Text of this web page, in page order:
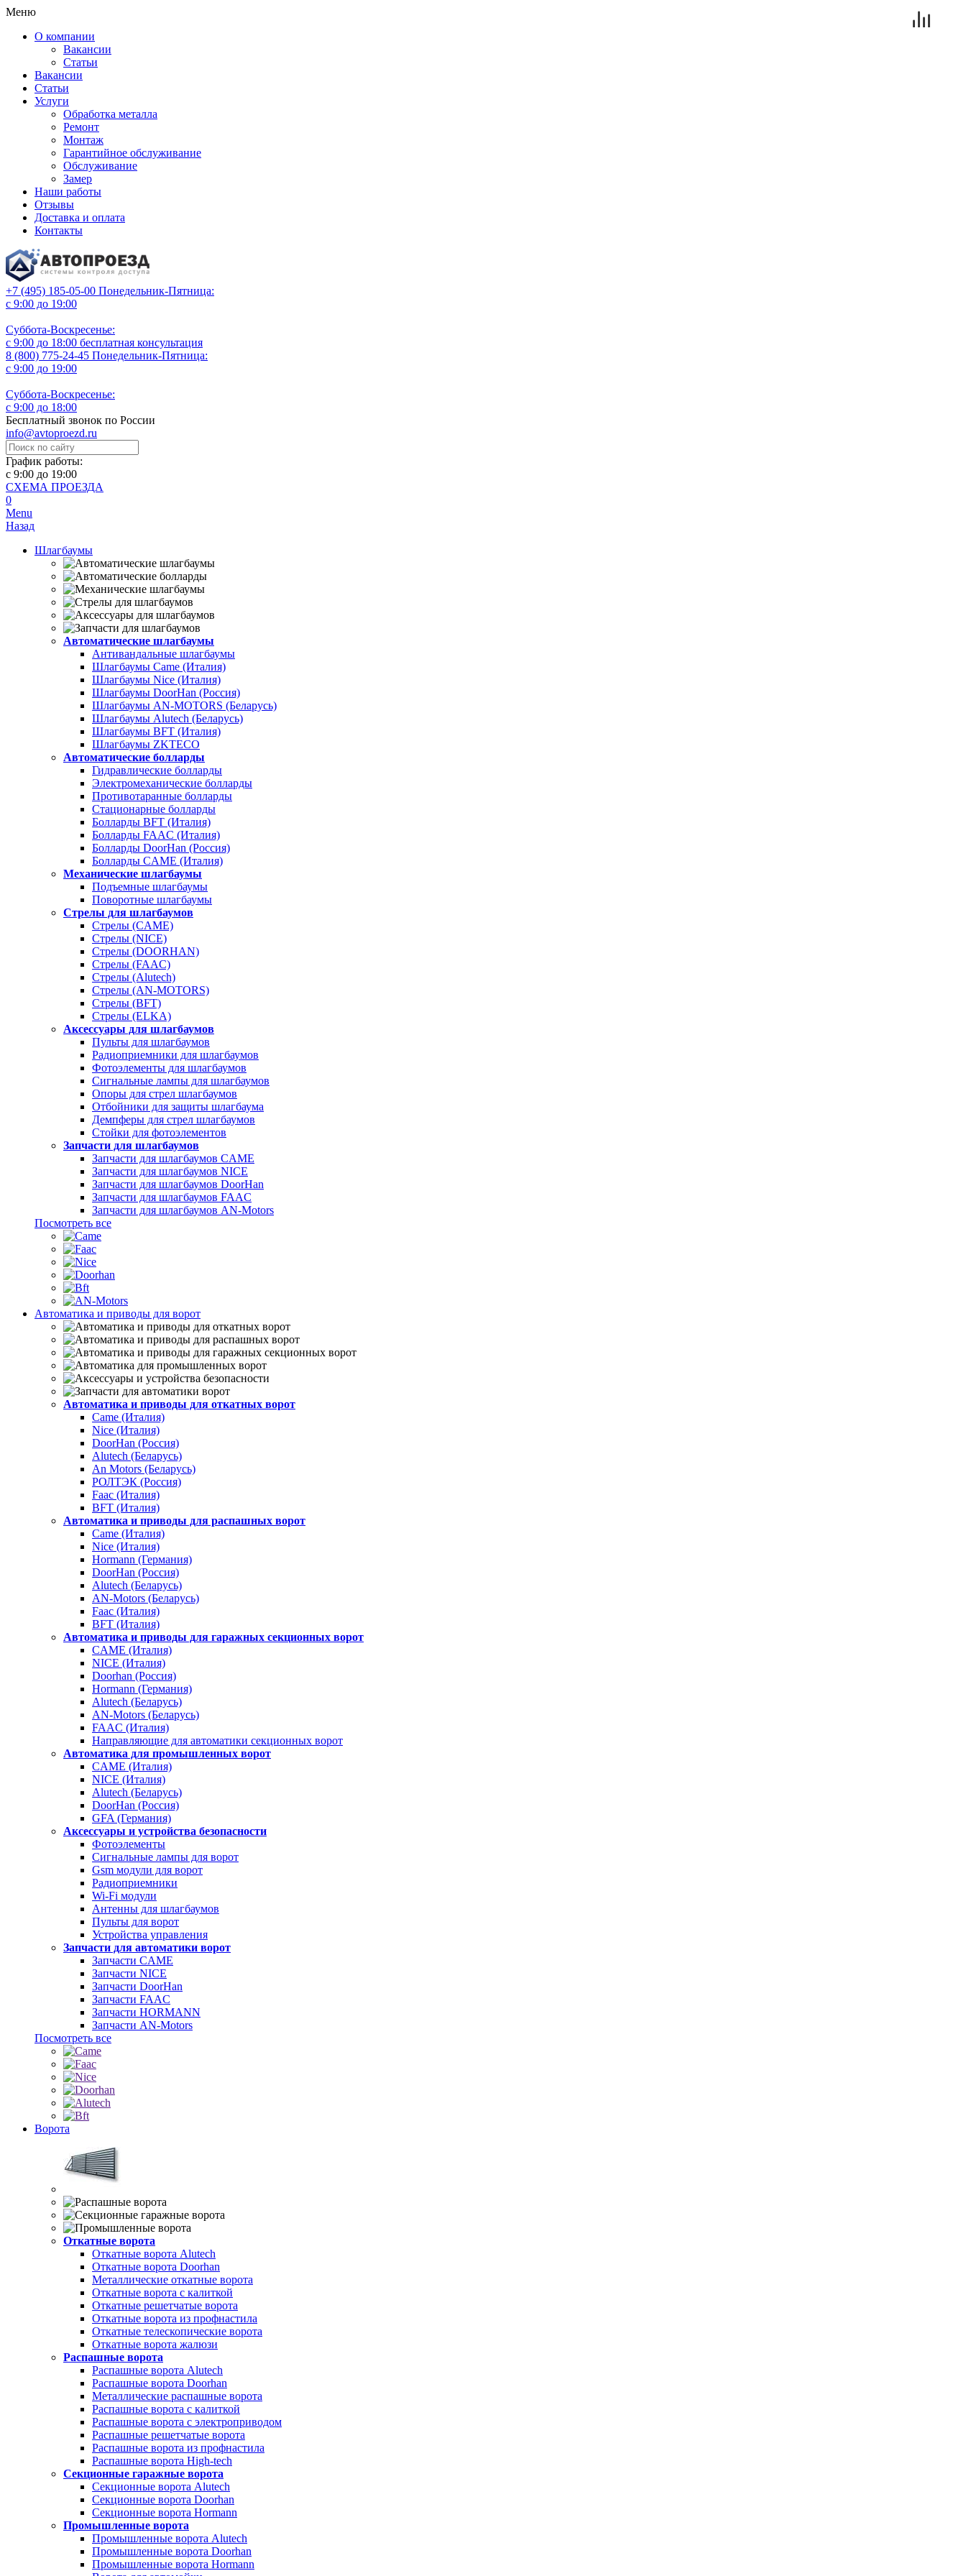
Меню
О компании
Вакансии
Статьи
Вакансии
Статьи
Услуги
Обработка металла
Ремонт
Монтаж
Гарантийное обслуживание
Обслуживание
Замер
Наши работы
Отзывы
Доставка и оплата
Контакты
+7 (495) 185-05-00 Понедельник-Пятница:
с 9:00 до 19:00
Суббота-Воскресенье:
с 9:00 до 18:00 бесплатная консультация
8 (800) 775-24-45 Понедельник-Пятница:
с 9:00 до 19:00
Суббота-Воскресенье:
с 9:00 до 18:00
Бесплатный звонок по России
info@avtoproezd.ru
График работы:
с 9:00 до 19:00
СХЕМА ПРОЕЗДА
0
Menu
Назад
Шлагбаумы
Автоматические шлагбаумы
Антивандальные шлагбаумы
Шлагбаумы Came (Италия)
Шлагбаумы Nice (Италия)
Шлагбаумы DoorHan (Россия)
Шлагбаумы AN-MOTORS (Беларусь)
Шлагбаумы Alutech (Беларусь)
Шлагбаумы BFT (Италия)
Шлагбаумы ZKTECO
Автоматические болларды
Гидравлические болларды
Электромеханические болларды
Противотаранные болларды
Стационарные болларды
Болларды BFT (Италия)
Болларды FAAC (Италия)
Болларды DoorHan (Россия)
Болларды CAME (Италия)
Механические шлагбаумы
Подъемные шлагбаумы
Поворотные шлагбаумы
Стрелы для шлагбаумов
Стрелы (CAME)
Стрелы (NICE)
Стрелы (DOORHAN)
Стрелы (FAAC)
Стрелы (Alutech)
Стрелы (AN-MOTORS)
Стрелы (BFT)
Стрелы (ELKA)
Аксессуары для шлагбаумов
Пульты для шлагбаумов
Радиоприемники для шлагбаумов
Фотоэлементы для шлагбаумов
Сигнальные лампы для шлагбаумов
Опоры для стрел шлагбаумов
Отбойники для защиты шлагбаума
Демпферы для стрел шлагбаумов
Стойки для фотоэлементов
Запчасти для шлагбаумов
Запчасти для шлагбаумов CAME
Запчасти для шлагбаумов NICE
Запчасти для шлагбаумов DoorHan
Запчасти для шлагбаумов FAAC
Запчасти для шлагбаумов AN-Motors
Посмотреть все
Автоматика и приводы для ворот
Автоматика и приводы для откатных ворот
Came (Италия)
Nice (Италия)
DoorHan (Россия)
Alutech (Беларусь)
An Motors (Беларусь)
РОЛТЭК (Россия)
Faac (Италия)
BFT (Италия)
Автоматика и приводы для распашных ворот
Came (Италия)
Nice (Италия)
Hormann (Германия)
DoorHan (Россия)
Alutech (Беларусь)
AN-Motors (Беларусь)
Faac (Италия)
BFT (Италия)
Автоматика и приводы для гаражных секционных ворот
CAME (Италия)
NICE (Италия)
Doorhan (Россия)
Hormann (Германия)
Alutech (Беларусь)
AN-Motors (Беларусь)
FAAC (Италия)
Направляющие для автоматики секционных ворот
Автоматика для промышленных ворот
CAME (Италия)
NICE (Италия)
Alutech (Беларусь)
DoorHan (Россия)
GFA (Германия)
Аксессуары и устройства безопасности
Фотоэлементы
Сигнальные лампы для ворот
Gsm модули для ворот
Радиоприемники
Wi-Fi модули
Антенны для шлагбаумов
Пульты для ворот
Устройства управления
Запчасти для автоматики ворот
Запчасти CAME
Запчасти NICE
Запчасти DoorHan
Запчасти FAAC
Запчасти HORMANN
Запчасти AN-Motors
Посмотреть все
Ворота
Откатные ворота
Откатные ворота Alutech
Откатные ворота Doorhan
Металлические откатные ворота
Откатные ворота с калиткой
Откатные решетчатые ворота
Откатные ворота из профнастила
Откатные телескопические ворота
Откатные ворота жалюзи
Распашные ворота
Распашные ворота Alutech
Распашные ворота Doorhan
Металлические распашные ворота
Распашные ворота с калиткой
Распашные ворота с электроприводом
Распашные решетчатые ворота
Распашные ворота из профнастила
Распашные ворота High-tech
Секционные гаражные ворота
Секционные ворота Alutech
Секционные ворота Doorhan
Секционные ворота Hormann
Промышленные ворота
Промышленные ворота Alutech
Промышленные ворота Doorhan
Промышленные ворота Hormann